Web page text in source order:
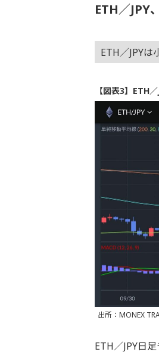
ETH／JPY
ETH／JPYは
【図表3】ETH
出所：MONEX
ETH／JPY日